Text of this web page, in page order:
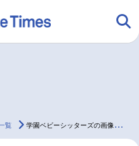
グッズ 映画
覧 学園ベビーシッターズの画像をまとめました